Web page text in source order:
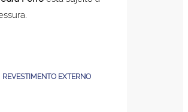
REVESTIMENTO EXTERNO